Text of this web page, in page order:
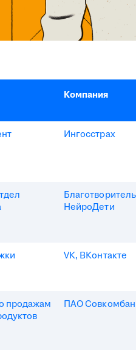
Компания
Ингосстрах
НейроДети
VK, ВКонтакте
продажам
ПАО